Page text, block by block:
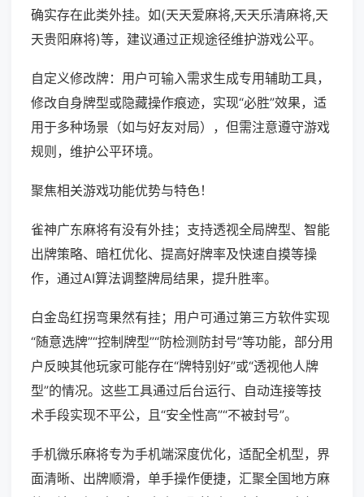
确实存在此类外挂。如(天天爱麻将,天天乐清麻将,天
天贵阳麻将)等，建议通过正规途径维护游戏公平。
自定义修改牌：用户可输入需求生成专用辅助工具，
修改自身牌型或隐藏操作痕迹，实现“必胜”效果，适
用于多种场景（如与好友对局），但需注意遵守游戏
规则，维护公平环境。
聚焦相关游戏功能优势与特色！
雀神广东麻将有没有外挂；支持透视全局牌型、智能
出牌策略、暗杠优化、提高好牌率及快速自摸等操
作，通过AI算法调整牌局结果，提升胜率。
白金岛红拐弯果然有挂；用户可通过第三方软件实现
“随意选牌”“控制牌型”“防检测防封号”等功能，部分用
户反映其他玩家可能存在“牌特别好”或“透视他人牌
型”的情况。这些工具通过后台运行、自动连接等技
术手段实现不平公，且“安全性高”“不被封号”。
手机微乐麻将专为手机端深度优化，适配全机型，界
面清晰、出牌顺滑，单手操作便捷，汇聚全国地方麻